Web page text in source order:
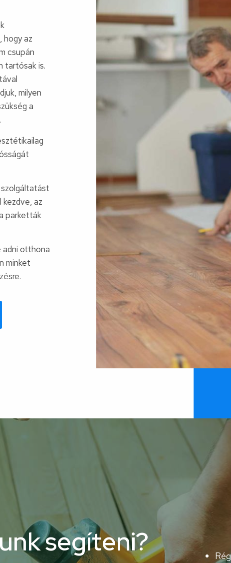
hogy az
csupán
tartósak is.
milyen
a
az
parketták
adni otthona
minket
segíteni?